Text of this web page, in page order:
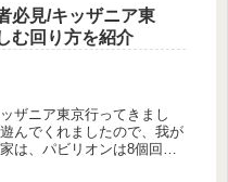
必見/キッザニア東
む回り方を紹介
ザニア東京行ってきまし
んでくれましたので、我が
は、パビリオンは8個回る